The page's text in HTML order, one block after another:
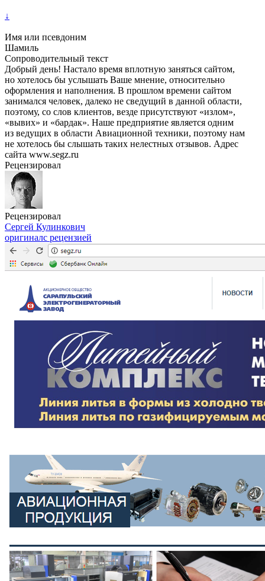
↓
Имя или псевдоним
Шамиль
Сопроводительный текст
Добрый день! Настало время вплотную заняться сайтом,
но хотелось бы услышать Ваше мнение, относительно
оформления и наполнения. В прошлом времени сайтом
занимался человек, далеко не сведущий в данной области,
поэтому, со слов клиентов, везде присутствуют «излом»,
«вывих» и «бардак». Наше предприятие является одним
из ведущих в области Авиационной техники, поэтому нам
не хотелось бы слышать таких нелестных отзывов. Адрес
сайта www.segz.ru
Рецензировал
Рецензировал
Сергей Кулинкович
оригиналс рецензией